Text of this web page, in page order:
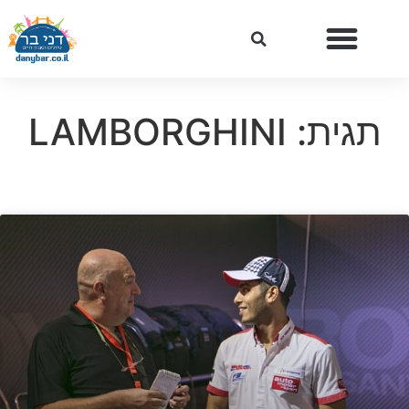
תגית: LAMBORGHINI